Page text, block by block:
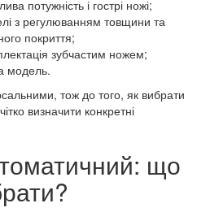
потужність і гострі ножі;
з регулюванням товщини та
покриття;
зубчастим ножем;
модель.
тож до того, як вибрати
визначити конкретні
що